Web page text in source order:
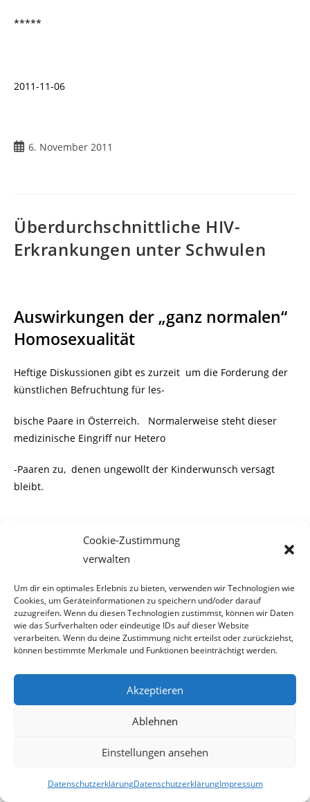
Cookie-Zustimmung
verwalten
Um dir ein optimales Erlebnis zu bieten, verwenden wir Technologien wie
Cookies, um Geräteinformationen zu speichern und/oder darauf
zuzugreifen. Wenn du diesen Technologien zustimmst, können wir Daten
wie das Surfverhalten oder eindeutige IDs auf dieser Website
verarbeiten. Wenn du deine Zustimmung nicht erteilst oder zurückziehst,
können bestimmte Merkmale und Funktionen beeinträchtigt werden.
Akzeptieren
Ablehnen
Einstellungen ansehen
DatenschutzerklärungDatenschutzerklärungImpressum
*****
2011-11-06
Beitrag
6. November 2011
Überdurchschnittliche HIV-
Erkrankungen unter Schwulen
Auswirkungen der „ganz normalen“
Homosexualität
Heftige Diskussionen gibt es zurzeit um die Forderung der
künstlichen Befruchtung für les-
bische Paare in Österreich. Normalerweise steht dieser
medizinische Eingriff nur Hetero
-Paaren zu, denen ungewollt der Kinderwunsch versagt
bleibt.
Nachdem diverseSchwulen –und Lesbenvereinigungen
der
Heterobevölkerung stets
Glauben machen wollen, dass Homosexualität völlig normal
sei, wundert uns eigentlich
die Forderung nach der künstlichen Befruchtung für
versuchen auf natürlichem Weg ihren Kinderwunsch zu
verbuchen, sondern diesen lediglich
als Mittel zum Zweck betrachten.